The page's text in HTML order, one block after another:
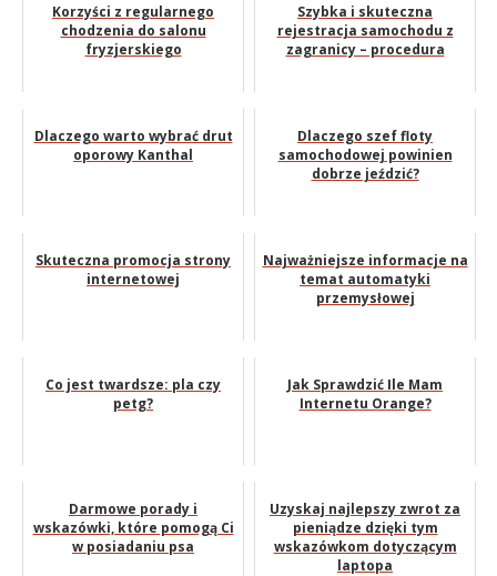
Korzyści z regularnego
chodzenia do salonu
fryzjerskiego
Szybka i skuteczna
rejestracja samochodu z
zagranicy – procedura
Dlaczego warto wybrać drut
oporowy Kanthal
Dlaczego szef floty
samochodowej powinien
dobrze jeździć?
Skuteczna promocja strony
internetowej
Najważniejsze informacje na
temat automatyki
przemysłowej
Co jest twardsze: pla czy
petg?
Jak Sprawdzić Ile Mam
Internetu Orange?
Darmowe porady i
wskazówki, które pomogą Ci
w posiadaniu psa
Uzyskaj najlepszy zwrot za
pieniądze dzięki tym
wskazówkom dotyczącym
laptopa